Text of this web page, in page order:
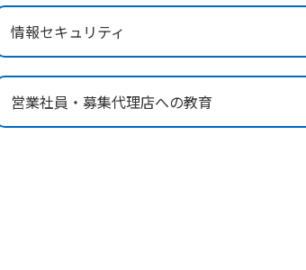
情報セキュリティ
営業社員・募集代理店への教育